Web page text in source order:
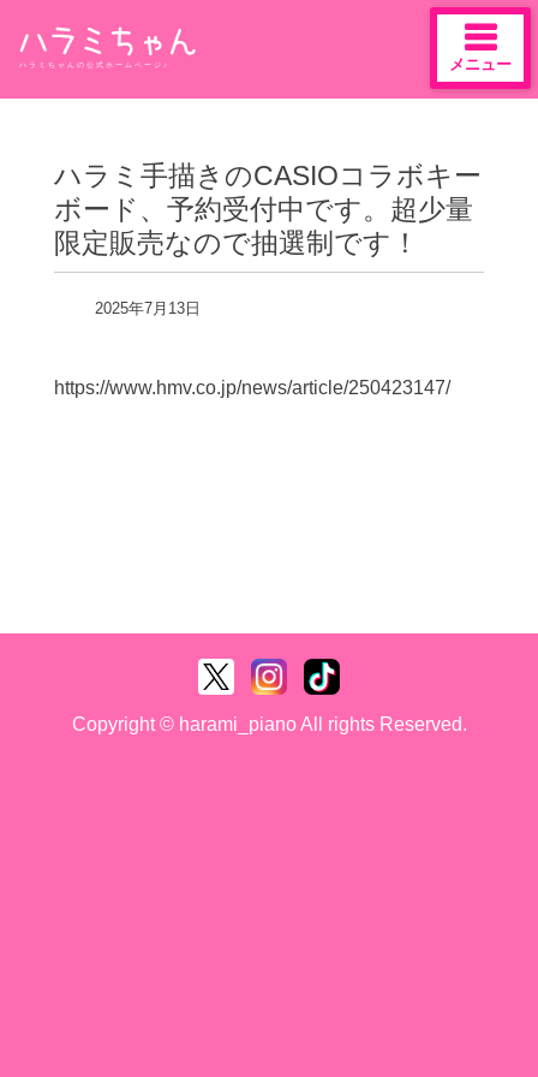
content
ハラミちゃんの公式ホームページ♪ メニュー
ハラミ手描きのCASIOコラボキー
ボード、予約受付中です。超少量
限定販売なので抽選制です！
2025年7月13日
https://www.hmv.co.jp/news/article/250423147/
Copyright © harami_piano All rights Reserved.